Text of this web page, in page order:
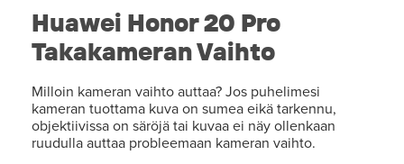
Huawei Honor 20 Pro
Takakameran Vaihto
Milloin kameran vaihto auttaa? Jos puhelimesi
kameran tuottama kuva on sumea eikä tarkennu,
objektiivissa on säröjä tai kuvaa ei näy ollenkaan
ruudulla auttaa probleemaan kameran vaihto.